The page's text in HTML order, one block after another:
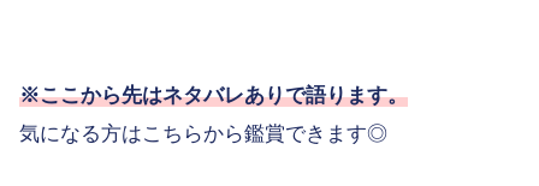
※ここから先はネタバレありで語ります。
気になる方はこちらから鑑賞できます◎